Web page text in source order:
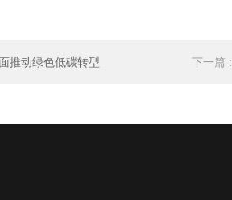
推动绿色低碳转型 下一篇 :